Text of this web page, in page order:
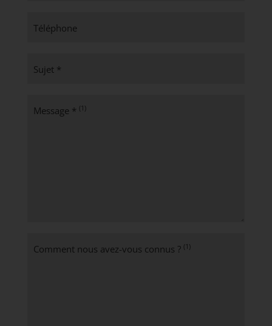
Téléphone
Sujet *
Message * (1)
Comment nous avez-vous connus ? (1)